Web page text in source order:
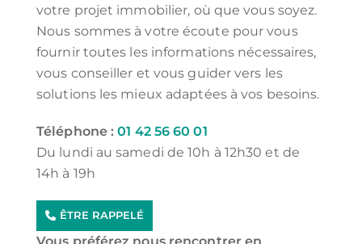
votre projet immobilier, où que vous soyez.
Nous sommes à votre écoute pour vous
fournir toutes les informations nécessaires,
vous conseiller et vous guider vers les
solutions les mieux adaptées à vos besoins.
Téléphone :01 42 56 60 01
Du lundi au samedi de 10h à 12h30 et de
14h à 19h
ÊTRE RAPPELÉ